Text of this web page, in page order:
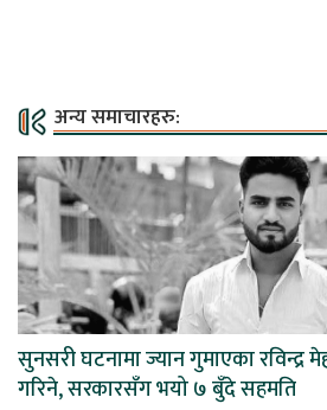
अन्य समाचारहरु:
सुनसरी घटनामा ज्यान गुमाएका रविन्द्र
गरिने, सरकारसँग भयो ७ बुँदे सहमति